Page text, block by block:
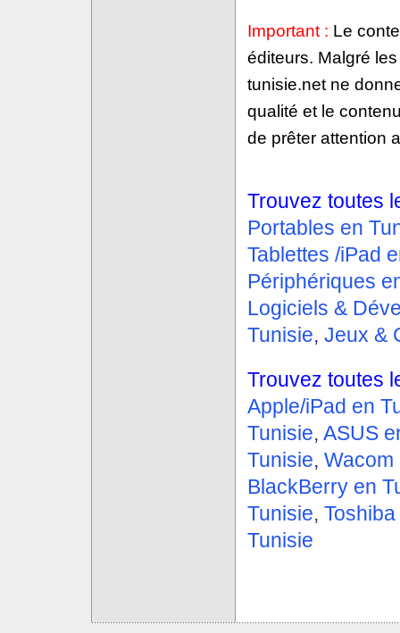
Important : Le
éditeurs. Malgré
tunisie.net ne
qualité et le
de prêter attention
Trouvez toutes
Portables en
Tablettes /iPad
Périphériques
Logiciels &
Tunisie, Jeux &
Trouvez toutes
Apple/iPad en
Tunisie, ASUS
Tunisie, Wacom
BlackBerry en
Tunisie,
Tunisie